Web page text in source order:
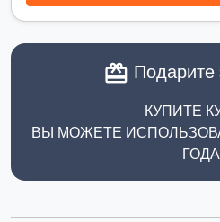
card_giftcard Подарите
КУПИТЕ
ВЫ МОЖЕТЕ
ГОДА